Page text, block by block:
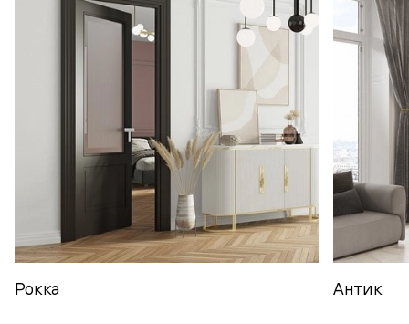
Рокка Антик